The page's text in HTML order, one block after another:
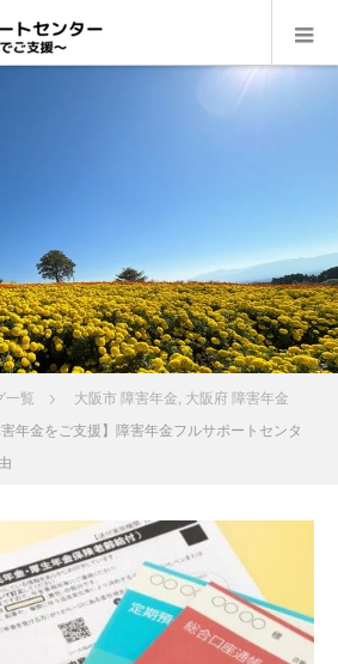
一覧 大阪市 障害年金 大阪府 障害年金
害年金をご支援】障害年金フルサポートセンタ